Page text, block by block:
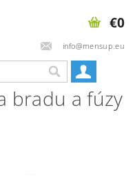
info@mensup.eu
€0
bradu a fúzy